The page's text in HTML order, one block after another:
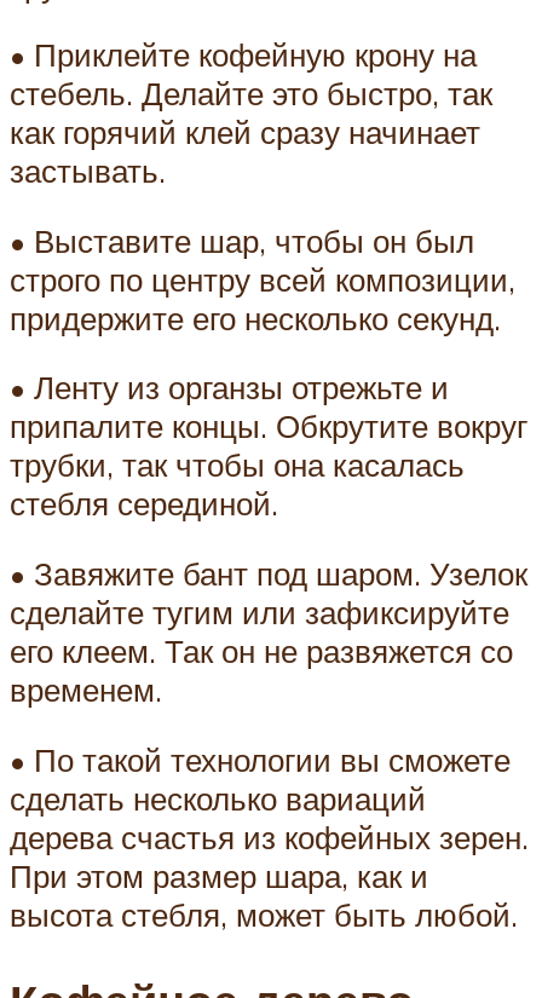
• Приклейте кофейную крону на
стебель. Делайте это быстро, так
как горячий клей сразу начинает
застывать.
• Выставите шар, чтобы он был
строго по центру всей композиции,
придержите его несколько секунд.
• Ленту из органзы отрежьте и
припалите концы. Обкрутите вокруг
трубки, так чтобы она касалась
стебля серединой.
• Завяжите бант под шаром. Узелок
сделайте тугим или зафиксируйте
его клеем. Так он не развяжется со
временем.
• По такой технологии вы сможете
сделать несколько вариаций
дерева счастья из кофейных зерен.
При этом размер шара, как и
высота стебля, может быть любой.